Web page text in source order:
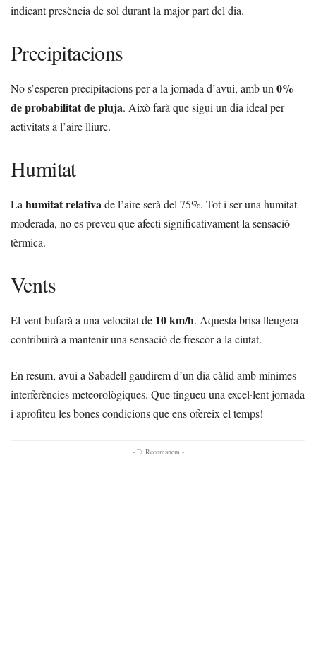
indicant presència de sol durant la major part del dia.
Precipitacions
No s’esperen precipitacions per a la jornada d’avui, amb un0%
de probabilitat de pluja. Això farà que sigui un dia ideal per
activitats a l’aire lliure.
Humitat
Lahumitat relativade l’aire serà del 75%. Tot i ser una humitat
moderada, no es preveu que afecti significativament la sensació
tèrmica.
Vents
El vent bufarà a una velocitat de 10 km/h. Aquesta brisa lleugera
contribuirà a mantenir una sensació de frescor a la ciutat.
En resum, avui a Sabadell gaudirem d’un dia càlid amb mínimes
interferències meteorològiques. Que tingueu una excel·lent jornada
i aprofiteu les bones condicions que ens ofereix el temps!
- Et Recomanem -